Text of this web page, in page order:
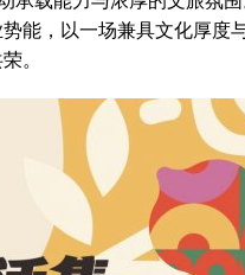
能，以一场兼具文化厚度
。